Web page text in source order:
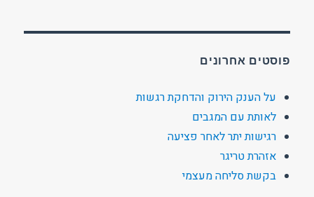
פוסטים אחרונים
על הענק הירוק והדחקת רגשות
לאותת עם המגבים
רגישות יתר לאחר פציעה
אזהרת טריגר
בקשת סליחה מעצמי